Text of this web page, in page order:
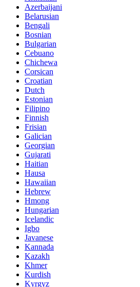
Azerbaijani
Belarusian
Bengali
Bosnian
Bulgarian
Cebuano
Chichewa
Corsican
Croatian
Dutch
Estonian
Filipino
Finnish
Frisian
Galician
Georgian
Gujarati
Haitian
Hausa
Hawaiian
Hebrew
Hmong
Hungarian
Icelandic
Igbo
Javanese
Kannada
Kazakh
Khmer
Kurdish
Kyrgyz